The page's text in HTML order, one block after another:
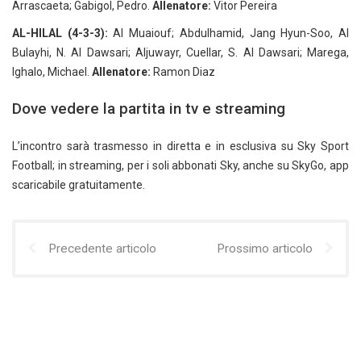
Arrascaeta; Gabigol, Pedro. Allenatore: Vitor Pereira
AL-HILAL (4-3-3): Al Muaiouf; Abdulhamid, Jang Hyun-Soo, Al
Bulayhi, N. Al Dawsari; Aljuwayr, Cuellar, S. Al Dawsari; Marega,
Ighalo, Michael. Allenatore: Ramon Diaz
Dove vedere la partita in tv e streaming
L’incontro sarà trasmesso in diretta e in esclusiva su Sky Sport
Football; in streaming, per i soli abbonati Sky, anche su SkyGo, app
scaricabile gratuitamente.
Precedente articolo Prossimo articolo